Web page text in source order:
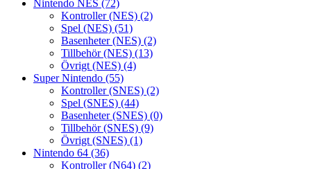
Nintendo NES (72)
Kontroller (NES) (2)
Spel (NES) (51)
Basenheter (NES) (2)
Tillbehör (NES) (13)
Övrigt (NES) (4)
Super Nintendo (55)
Kontroller (SNES) (2)
Spel (SNES) (44)
Basenheter (SNES) (0)
Tillbehör (SNES) (9)
Övrigt (SNES) (1)
Nintendo 64 (36)
Kontroller (N64) (2)